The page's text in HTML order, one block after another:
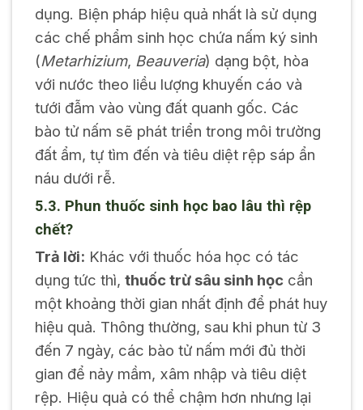
dụng. Biện pháp hiệu quả nhất là sử dụng
các chế phẩm sinh học chứa nấm ký sinh
(Metarhizium, Beauveria) dạng bột, hòa
với nước theo liều lượng khuyến cáo và
tưới đẫm vào vùng đất quanh gốc. Các
bào tử nấm sẽ phát triển trong môi trường
đất ẩm, tự tìm đến và tiêu diệt rệp sáp ẩn
náu dưới rễ.
5.3. Phun thuốc sinh học bao lâu thì rệp
chết?
Trả lời: Khác với thuốc hóa học có tác
dụng tức thì, thuốc trừ sâu sinh học cần
một khoảng thời gian nhất định để phát huy
hiệu quả. Thông thường, sau khi phun từ 3
đến 7 ngày, các bào tử nấm mới đủ thời
gian để nảy mầm, xâm nhập và tiêu diệt
rệp. Hiệu quả có thể chậm hơn nhưng lại